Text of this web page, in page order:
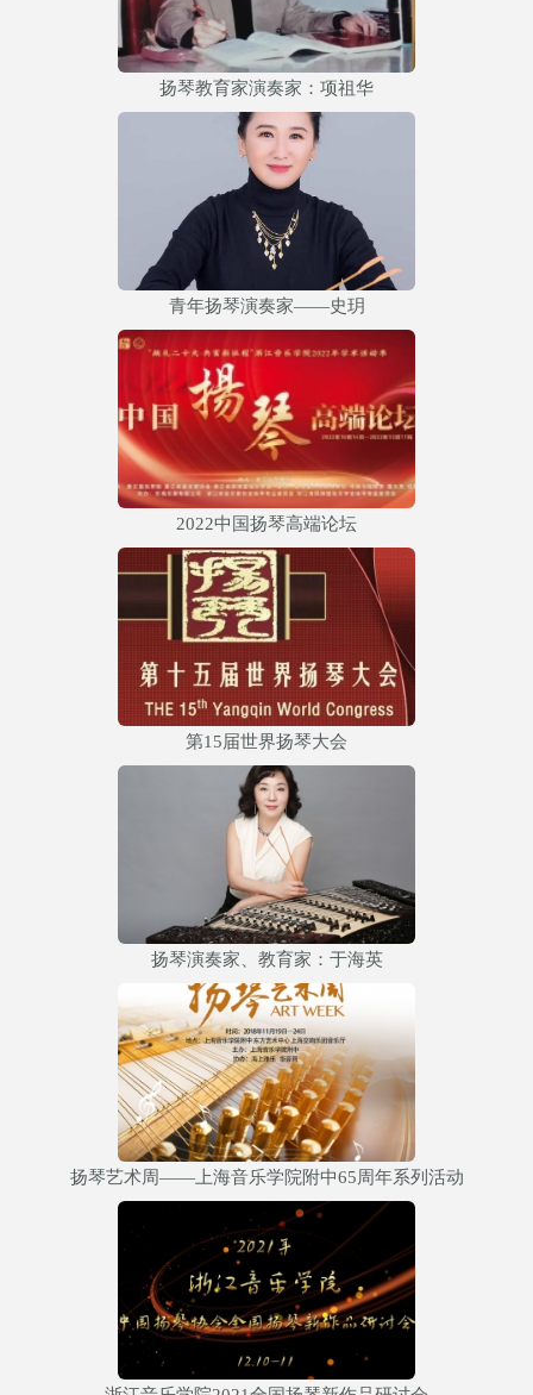
扬琴教育家演奏家：项祖华
青年扬琴演奏家——史玥
2022中国扬琴高端论坛
第15届世界扬琴大会
扬琴演奏家、教育家：于海英
扬琴艺术周——上海音乐学院附中65周年系列活动